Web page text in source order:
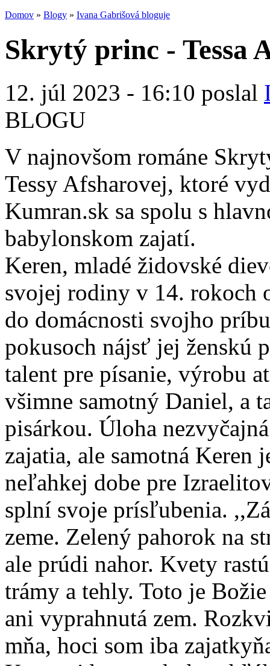
Domov » Blogy » Ivana Gabrišová bloguje
Skrytý princ - Tessa
12. júl 2023 - 16:10 poslal
BLOGU
V najnovšom románe
Tessy Afsharovej, ktoré
Kumran.sk sa spolu s
babylonskom zajatí.
Keren, mladé židovské
svojej rodiny v 14. rokoch
do domácnosti svojho
pokusoch nájsť jej ženskú
talent pre písanie, výrobu
všimne samotný Daniel, a
pisárkou. Úloha
zajatia, ale samotná Keren
neľahkej dobe pre
splní svoje prísľubenia.
zeme. Zelený pahorok na
ale prúdi nahor. Kvety
trámy a tehly. Toto je
ani vyprahnutá zem.
mňa, hoci som iba